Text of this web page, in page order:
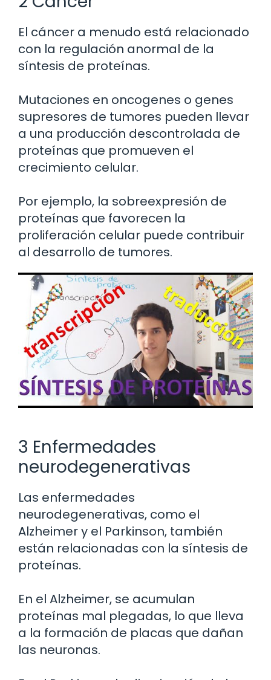
El cáncer a menudo está relacionado
con la regulación anormal de la
síntesis de proteínas.
Mutaciones en oncogenes o genes
supresores de tumores pueden llevar
a una producción descontrolada de
proteínas que promueven el
crecimiento celular.
Por ejemplo, la sobreexpresión de
proteínas que favorecen la
proliferación celular puede contribuir
al desarrollo de tumores.
3 Enfermedades
neurodegenerativas
Las enfermedades
neurodegenerativas, como el
Alzheimer y el Parkinson, también
están relacionadas con la síntesis de
proteínas.
En el Alzheimer, se acumulan
proteínas mal plegadas, lo que lleva
a la formación de placas que dañan
las neuronas.